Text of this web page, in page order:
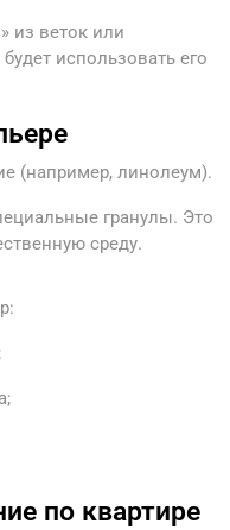
из веток или
использовать его
(например, линолеум).
гранулы. Это
среду.
по квартире